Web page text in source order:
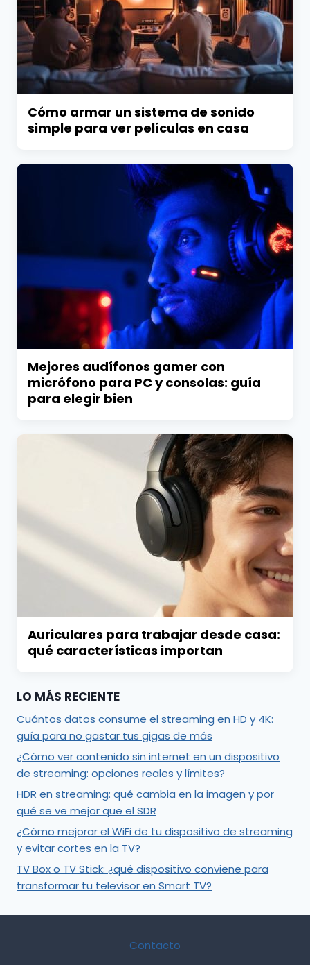
Cómo armar un sistema de sonido
simple para ver películas en casa
Mejores audífonos gamer con
micrófono para PC y consolas: guía
para elegir bien
Auriculares para trabajar desde casa:
qué características importan
LO MÁS RECIENTE
Cuántos datos consume el streaming en HD y 4K:
guía para no gastar tus gigas de más
¿Cómo ver contenido sin internet en un dispositivo
de streaming: opciones reales y límites?
HDR en streaming: qué cambia en la imagen y por
qué se ve mejor que el SDR
¿Cómo mejorar el WiFi de tu dispositivo de streaming
y evitar cortes en la TV?
TV Box o TV Stick: ¿qué dispositivo conviene para
transformar tu televisor en Smart TV?
Contacto